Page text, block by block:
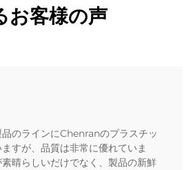
お客様の声
のラインにChenranのプラスチッ
すが、品質は非常に優れていま
晴らしいだけでなく、製品の新鮮